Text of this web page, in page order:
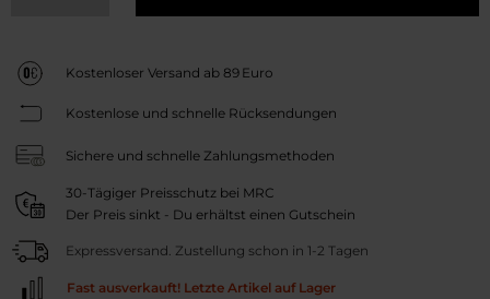
Kostenloser Versand ab 89 Euro
Kostenlose und schnelle Rücksendungen
Sichere und schnelle Zahlungsmethoden
30-Tägiger Preisschutz bei MRC
Der Preis sinkt - Du erhältst einen Gutschein
Expressversand. Zustellung schon in 1-2 Tagen
Fast ausverkauft! Letzte Artikel auf Lager